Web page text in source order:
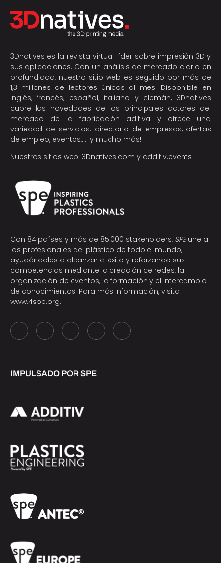
3Dnatives es la revista virtual líder sobre impresión 3D y
sus aplicaciones. Con un análisis de mercado diario en
profundidad, nuestro sitio web es seguido por más de
1,3 millones de lectores únicos al mes. Disponible en
inglés, francés, español, italiano y alemán, 3Dnatives
cubre las novedades de los principales actores del
mercado de la fabricación aditiva y ofrece una
variedad de servicios: directorio de empresas, ofertas
de empleo, eventos,… ¡y mucho más!
Nuestros sitios web: 3Dnatives.com y additiv.events
Con 84 países y más de 85.000 stakeholders, SPEune a
los profesionales del plástico de todo el mundo,
ayudándoles a alcanzar el éxito y reforzando sus
competencias mediante la creación de redes, la
organización de eventos, la formación y el intercambio
de conocimientos. Para más información, visita
www.4spe.org.
IMPULSADO POR SPE